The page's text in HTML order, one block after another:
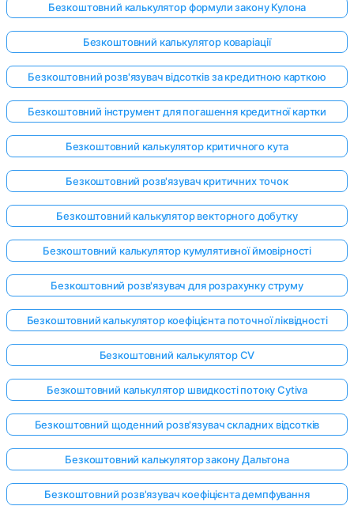
Безкоштовний калькулятор формули закону Кулона
Безкоштовний калькулятор коваріації
Безкоштовний розв'язувач відсотків за кредитною карткою
Безкоштовний інструмент для погашення кредитної картки
Безкоштовний калькулятор критичного кута
Безкоштовний розв'язувач критичних точок
Безкоштовний калькулятор векторного добутку
Безкоштовний калькулятор кумулятивної ймовірності
Безкоштовний розв'язувач для розрахунку струму
Безкоштовний калькулятор коефіцієнта поточної ліквідності
Безкоштовний калькулятор CV
Безкоштовний калькулятор швидкості потоку Cytiva
Безкоштовний щоденний розв'язувач складних відсотків
Безкоштовний калькулятор закону Дальтона
Безкоштовний розв'язувач коефіцієнта демпфування